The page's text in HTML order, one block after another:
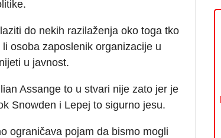
do nekih razilaženja oko toga tko
osoba zaposlenik organizacije u
u javnost.
Assange to u stvari nije zato jer je
Snowden i Lepej to sigurno jesu.
ograničava pojam da bismo mogli